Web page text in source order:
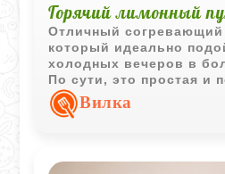
Горячий лимонный
Отличный согревающий
который идеально
холодных вечеров в
По сути, это простая и
домашняя вариация
водки. Цитрусовая
уютный пряный аромат.
Вилка